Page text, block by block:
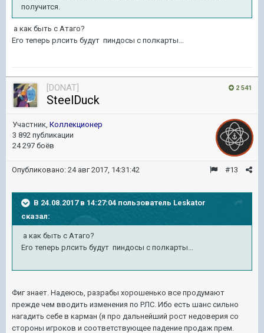
получится.
а как быть с Атаго?
Его теперь рлсить будут пиндосы с полкарты...
2 541
[DONAT]
SteelDuck
Участник, Коллекционер
3 892 публикации
24 297 боёв
#13
Опубликовано: 24 авг 2017, 14:31:42
В 24.08.2017 в 14:27:04 пользователь Leskator
сказал:
а как быть с Атаго?
Его теперь рлсить будут пиндосы с полкарты...
Фиг знает. Надеюсь, разрабы хорошенько все продумают
прежде чем вводить изменения по РЛС. Ибо есть шанс сильно
нагадить себе в карман (я про дальнейший рост недоверия со
стороны игроков и соответствующее падение продаж прем.